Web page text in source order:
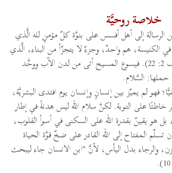
خلاصة روحيَّة
إلى أهل أفسس على بنوَّة كلّ مؤمنٍ لله الَّذي
هم واحدٌ، وجزءٌ لا يتجزّأ من البناء، الَّذي
هو "مسكن الله في الروح" (أف 2: 22). فيسوع المسيح أتى من لدن الآب ووحَّد
حملها: السَّلام.
فهو لم يميّز بين إنسانٍ وإنسان يوم افتدى البشريَّة،
خاطئًا على التوبة. لكنَّ سلام الله ليس هدنةً في إطار
هو يقينٌ بقدرة الله على السكنى في أسوأ القلوب،
المفتاح إلى الله القادر على ضخّ قوَّة الحياة
والرجاء بدل اليأس، لأنَّ "ابن الانسان جاء ليبحث